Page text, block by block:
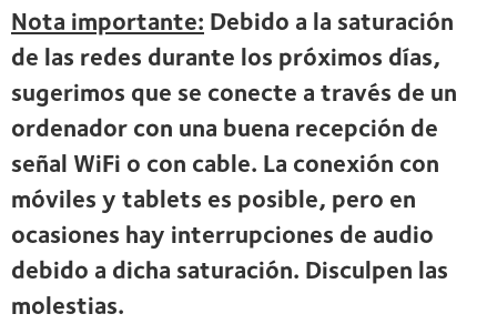
Nota importante: Debido a la saturación
de las redes durante los próximos días,
sugerimos que se conecte a través de un
ordenador con una buena recepción de
señal WiFi o con cable. La conexión con
móviles y tablets es posible, pero en
ocasiones hay interrupciones de audio
debido a dicha saturación. Disculpen las
molestias.